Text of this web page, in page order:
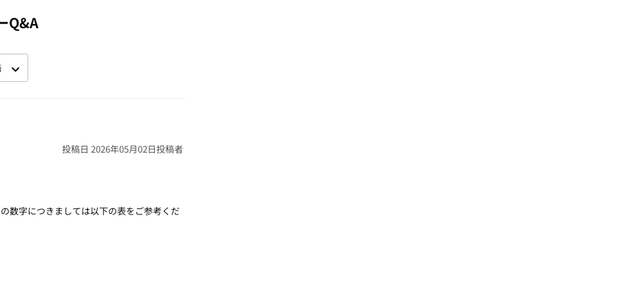
Q&A
投稿者
投稿日 2026年05月02日
数字につきましては以下の表をご参考くだ